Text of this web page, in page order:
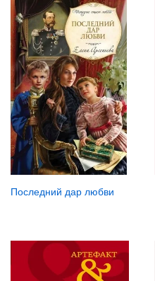
Последний дар любви